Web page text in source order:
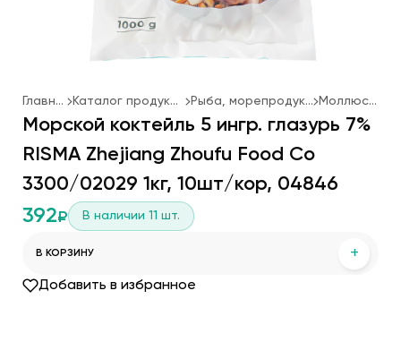
Главная Каталог продукции Рыба, морепродукты Моллюски
Морской коктейль 5 ингр. глазурь 7%
RISMA Zhejiang Zhoufu Food Co
3300/02029 1кг, 10шт/кор, 04846
392₽ В наличии 11 шт.
В КОРЗИНУ +
Добавить в избранное